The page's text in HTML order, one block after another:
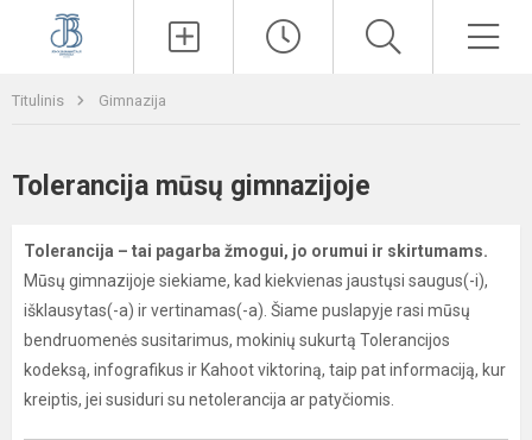
Titulinis Gimnazija
Tolerancija mūsų gimnazijoje
Tolerancija – tai pagarba žmogui, jo orumui ir skirtumams.
Mūsų gimnazijoje siekiame, kad kiekvienas jaustųsi saugus(-i),
išklausytas(-a) ir vertinamas(-a). Šiame puslapyje rasi mūsų
bendruomenės susitarimus, mokinių sukurtą Tolerancijos
kodeksą, infografikus ir Kahoot viktoriną, taip pat informaciją, kur
kreiptis, jei susiduri su netolerancija ar patyčiomis.